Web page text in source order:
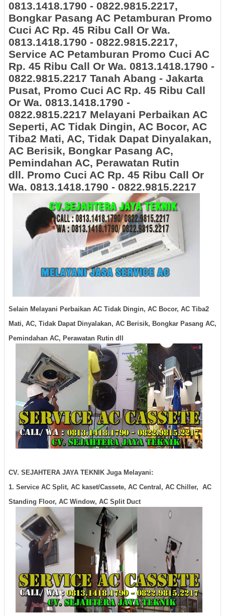
0813.1418.1790 - 0822.9815.2217,
Bongkar Pasang AC Petamburan Promo
Cuci AC Rp. 45 Ribu Call Or Wa.
0813.1418.1790 - 0822.9815.2217,
Service AC Petamburan Promo Cuci AC
Rp. 45 Ribu Call Or Wa. 0813.1418.1790 -
0822.9815.2217 Tanah Abang - Jakarta
Pusat, Promo Cuci AC Rp. 45 Ribu Call
Or Wa. 0813.1418.1790 -
0822.9815.2217 Melayani Perbaikan AC
Seperti, AC Tidak Dingin, AC Bocor, AC
Tiba2 Mati, AC, Tidak Dapat Dinyalakan,
AC Berisik, Bongkar Pasang AC,
Pemindahan AC, Perawatan Rutin
dll. Promo Cuci AC Rp. 45 Ribu Call Or
Wa. 0813.1418.1790 - 0822.9815.2217
Selain Melayani Perbaikan AC Tidak Dingin, AC Bocor, AC Tiba2
Mati, AC, Tidak Dapat Dinyalakan, AC Berisik, Bongkar Pasang AC,
Pemindahan AC, Perawatan Rutin dll
CV. SEJAHTERA JAYA TEKNIK Juga Melayani:
1. Service AC Split, AC kaset/Cassete, AC Central, AC Chiller, AC
Standing Floor, AC Window, AC Split Duct